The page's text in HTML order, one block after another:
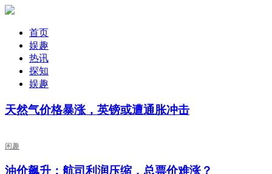
首页
娱趣
热讯
探知
娱趣
天然气价格暴涨，英镑或遭通胀冲击
闲趣
油价飙升：航司利润压缩，总票价难涨？